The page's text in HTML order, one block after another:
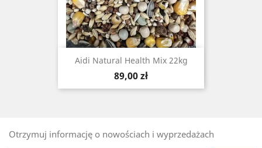
Aidi Natural Health Mix 22kg
Cena
89,00 zł
Otrzymuj informację o nowościach i wyprzedażach